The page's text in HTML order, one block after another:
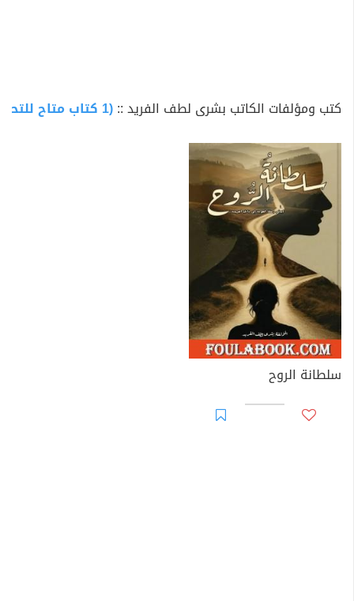
كتب ومؤلفات الكاتب بشرى لطف الفريد ::(1 كتاب متاح للتحميل)
سلطانة الروح